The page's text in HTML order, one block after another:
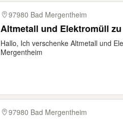
97980 Bad Mergentheim
Altmetall und Elektromüll
Hallo, Ich verschenke Altmetall und
Mergentheim
97980 Bad Mergentheim